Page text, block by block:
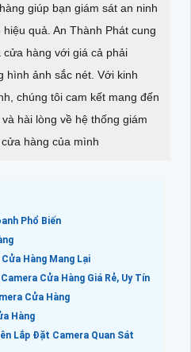
giúp bạn giám sát an ninh
quả. An Thành Phát cung
hàng với giá cả phải
hình ảnh sắc nét. Với kinh
chúng tôi cam kết mang đến
hài lòng về hệ thống giám
hàng của mình
Phổ Biến
Hàng Mang Lại
Cửa Hàng Giá Rẻ, Uy Tín
Cửa Hàng
Hàng
Lắp Đặt Camera Quan Sát